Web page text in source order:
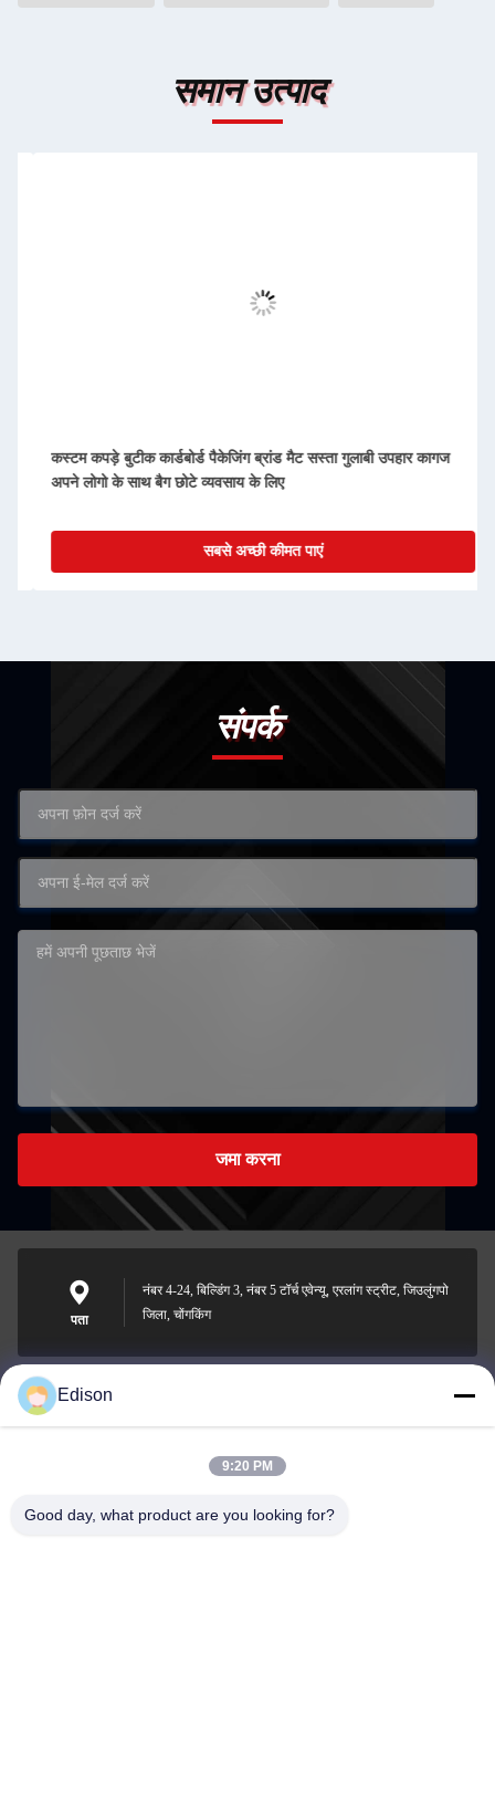
समान उत्पाद
कस्टम कपड़े बुटीक कार्डबोर्ड पैकेजिंग ब्रांड मैट सस्ता गुलाबी उपहार कागज
अपने लोगो के साथ बैग छोटे व्यवसाय के लिए
सबसे अच्छी कीमत पाएं
संपर्क
जमा करना
पता
नंबर 4-24, बिल्डिंग 3, नंबर 5 टॉर्च एवेन्यू, एरलांग स्ट्रीट, जिउलुंगपो
जिला, चोंगकिंग
edisonzhan666@163.com
Edison
9:20 PM
Good day, what product are you looking for?